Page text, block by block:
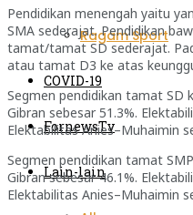
Ragam Sport
COVID-19
FornewsTv
Lain-lain
Pendidikan menengah yaitu
SMA sederajat. Pendidikan
tamat/tamat SD sederajat.
atau tamat D3 ke atas
Segmen pendidikan tamat SD
Gibran sebesar 51.3%.
Elektabilitas Anies–Muhaimin
Segmen pendidikan tamat
Gibran sebesar 46.1%.
Elektabilitas Anies–Muhaimin